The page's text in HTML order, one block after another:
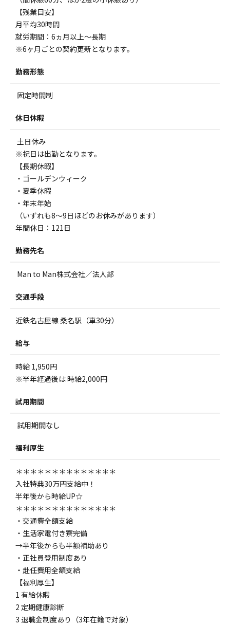
【残業目安】
月平均30時間
就労期間：6ヵ月以上～長期
※6ヶ月ごとの契約更新となります。
勤務形態
固定時間制
休日休暇
土日休み
※祝日は出勤となります。
【長期休暇】
・ゴールデンウィーク
・夏季休暇
・年末年始
（いずれも8～9日ほどのお休みがあります）
年間休日：121日
勤務先名
Man to Man株式会社／法人部
交通手段
近鉄名古屋線 桑名駅（車30分）
給与
時給 1,950円
※半年経過後は 時給2,000円
試用期間
試用期間なし
福利厚生
＊＊＊＊＊＊＊＊＊＊＊＊＊＊
入社特典30万円支給中！
半年後から時給UP☆
＊＊＊＊＊＊＊＊＊＊＊＊＊＊
・交通費全額支給
・生活家電付き寮完備
→半年後からも半額補助あり
・正社員登用制度あり
・赴任費用全額支給
【福利厚生】
1 有給休暇
2 定期健康診断
3 退職金制度あり（3年在籍で対象）